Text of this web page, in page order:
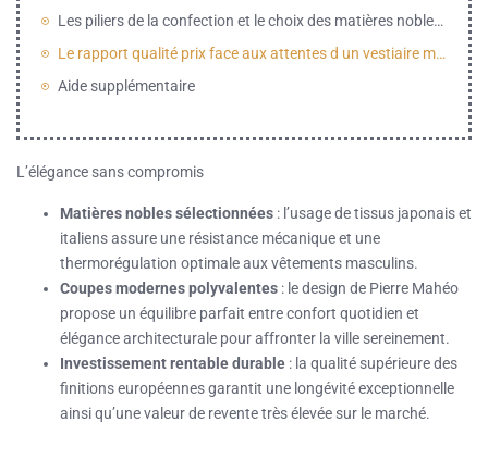
Les piliers de la confection et le choix des matières nobles chez Officine Générale
Le rapport qualité prix face aux attentes d un vestiaire masculin haut de gamme
Aide supplémentaire
L’élégance sans compromis
Matières nobles sélectionnées : l’usage de tissus japonais et
italiens assure une résistance mécanique et une
thermorégulation optimale aux vêtements masculins.
Coupes modernes polyvalentes : le design de Pierre Mahéo
propose un équilibre parfait entre confort quotidien et
élégance architecturale pour affronter la ville sereinement.
Investissement rentable durable : la qualité supérieure des
finitions européennes garantit une longévité exceptionnelle
ainsi qu’une valeur de revente très élevée sur le marché.